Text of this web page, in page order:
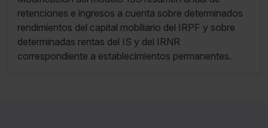
IRPF e IS.
retenciones e ingresos a cuenta sobre determinados
rendimientos del capital mobiliario del IRPF y sobre
determinadas rentas del IS y del IRNR
correspondiente a establecimientos permanentes.